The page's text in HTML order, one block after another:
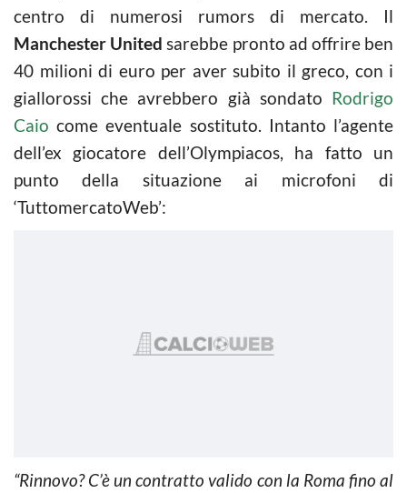
centro di numerosi rumors di mercato. Il
Manchester United sarebbe pronto ad offrire ben
40 milioni di euro per aver subito il greco, con i
giallorossi che avrebbero già sondato Rodrigo
Caio come eventuale sostituto. Intanto l’agente
dell’ex giocatore dell’Olympiacos, ha fatto un
punto della situazione ai microfoni di
‘TuttomercatoWeb’:
“Rinnovo? C’è un contratto valido con la Roma fino al